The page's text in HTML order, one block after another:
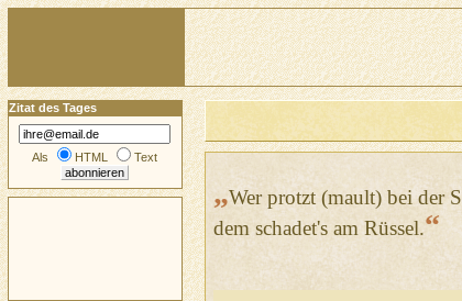
„Wer protzt (mault) bei der
dem schadet's am Rüssel.“
Zitat des Tages
Als HTML Text